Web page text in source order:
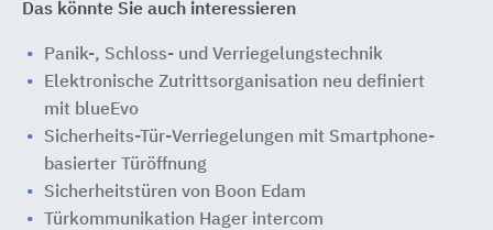
Das könnte Sie auch interessieren
Panik-, Schloss- und Verriegelungstechnik
Elektronische Zutrittsorganisation neu definiert
mit blueEvo
Sicherheits-Tür-Verriegelungen mit Smartphone-
basierter Türöffnung
Sicherheitstüren von Boon Edam
Türkommunikation Hager intercom